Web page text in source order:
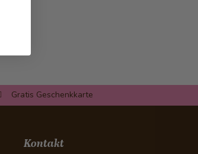
Gratis Geschenkkarte
Kontakt